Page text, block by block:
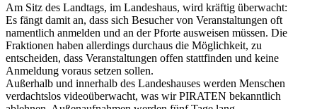
Am Sitz des Landtags, im Landeshaus, wird kräftig überwacht:
Es fängt damit an, dass sich Besucher von Veranstaltungen oft
namentlich anmelden und an der Pforte ausweisen müssen. Die
Fraktionen haben allerdings durchaus die Möglichkeit, zu
entscheiden, dass Veranstaltungen offen stattfinden und keine
Anmeldung voraus setzen sollen.
Außerhalb und innerhalb des Landeshauses werden Menschen
verdachtslos videoüberwacht, was wir PIRATEN bekanntlich